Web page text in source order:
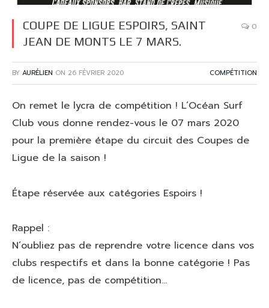
COUPE DE LIGUE ESPOIRS, SAINT
JEAN DE MONTS LE 7 MARS.
0
BY AURÉLIEN ON 26 FÉVRIER 2020 COMPÉTITION
On remet le lycra de compétition ! L’Océan Surf
Club vous donne rendez-vous le 07 mars 2020
pour la première étape du circuit des Coupes de
Ligue de la saison !
Étape réservée aux catégories Espoirs !
Rappel :
N’oubliez pas de reprendre votre licence dans vos
clubs respectifs et dans la bonne catégorie ! Pas
de licence, pas de compétition…